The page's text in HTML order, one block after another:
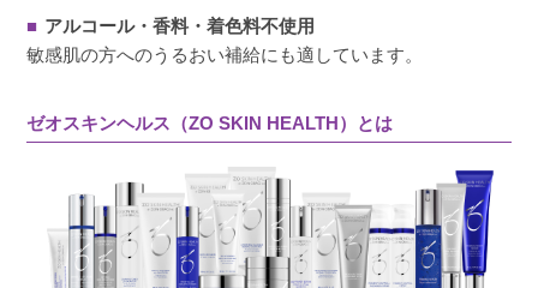
■ アルコール・香料・着色料不使用
敏感肌の方へのうるおい補給にも適しています。
ゼオスキンヘルス（ZO SKIN HEALTH）とは